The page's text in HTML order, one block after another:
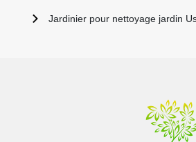
Jardinier pour nettoyage jardin